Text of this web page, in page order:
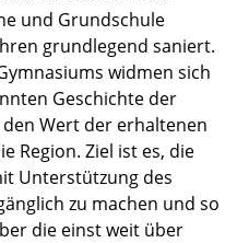
und Grund­schule
grund­le­gend saniert.
widmen sich
Geschichte der
Wert der erhal­te­nen
Region. Ziel ist es, die
Unter­stüt­zung des
zu machen und so
die einst weit über